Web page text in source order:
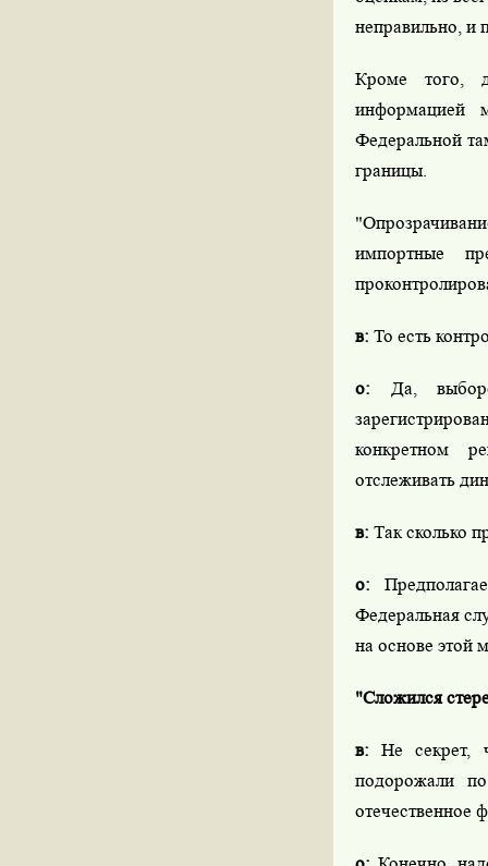
неправильно, и
Кроме того,
информацией
Федеральной
границы.
импортные
в: То есть
о: Да,
конкретном
отслеживать
в: Так сколько
о:
Федеральная
на основе этой
"Сложился
в: Не секрет,
подорожали
отечественное